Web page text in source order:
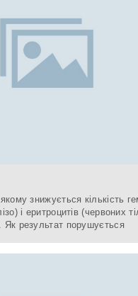
знижується кількість
і еритроцитів (червоних
результат порушується